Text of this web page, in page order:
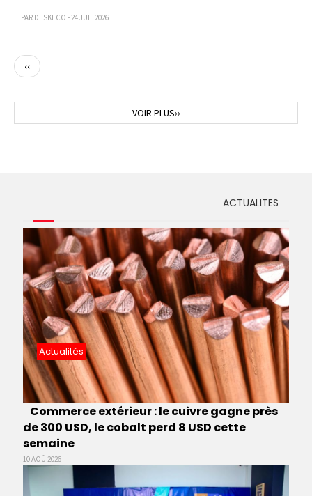
PAR DESKECO - 24 JUIL 2026
Page
précédente
‹‹
Page
suivante
VOIR PLUS››
ACTUALITES
Actualités
Commerce extérieur : le cuivre gagne près
de 300 USD, le cobalt perd 8 USD cette
semaine
10 AOÛ 2026